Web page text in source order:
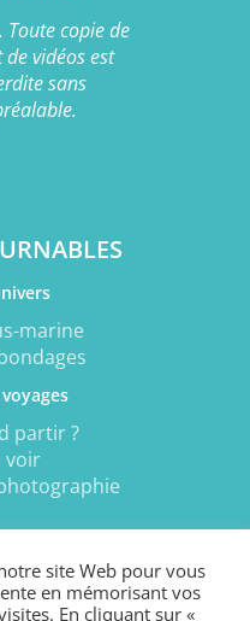
Toute copie de
de vidéos est
sans
marine
partir ?
voir
site Web pour vous
en mémorisant vos
En cliquant sur «